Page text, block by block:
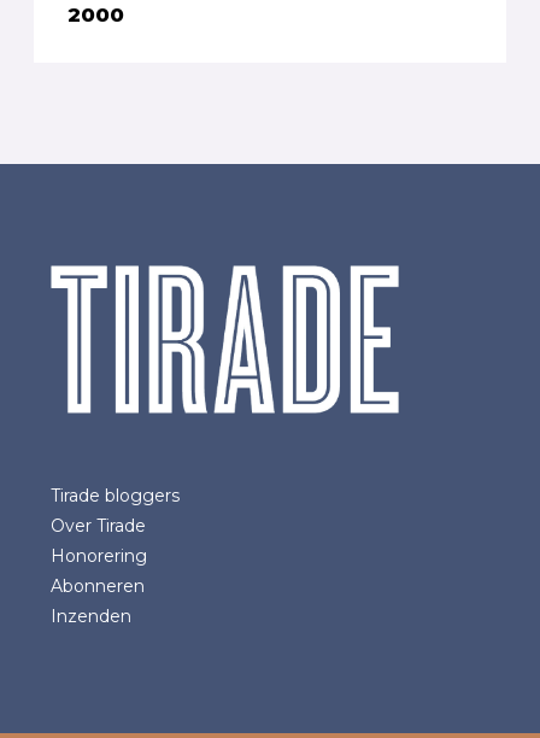
2000
Tirade bloggers
Over Tirade
Honorering
Abonneren
Inzenden